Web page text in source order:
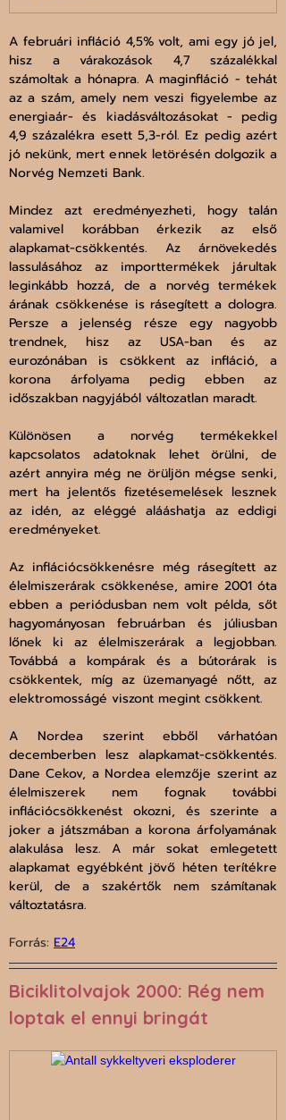
A februári infláció 4,5% volt, ami egy jó jel,
hisz a várakozások 4,7 százalékkal
számoltak a hónapra. A maginfláció - tehát
az a szám, amely nem veszi figyelembe az
energiaár- és kiadásváltozásokat - pedig
4,9 százalékra esett 5,3-ról. Ez pedig azért
jó nekünk, mert ennek letörésén dolgozik a
Norvég Nemzeti Bank.
Mindez azt eredményezheti, hogy talán
valamivel korábban érkezik az első
alapkamat-csökkentés. Az árnövekedés
lassulásához az importtermékek járultak
leginkább hozzá, de a norvég termékek
árának csökkenése is rásegített a dologra.
Persze a jelenség része egy nagyobb
trendnek, hisz az USA-ban és az
eurozónában is csökkent az infláció, a
korona árfolyama pedig ebben az
időszakban nagyjából változatlan maradt.
Különösen a norvég termékekkel
kapcsolatos adatoknak lehet örülni, de
azért annyira még ne örüljön mégse senki,
mert ha jelentős fizetésemelések lesznek
az idén, az eléggé alááshatja az eddigi
eredményeket.
Az inflációcsökkenésre még rásegített az
élelmiszerárak csökkenése, amire 2001 óta
ebben a periódusban nem volt példa, sőt
hagyományosan februárban és júliusban
lőnek ki az élelmiszerárak a legjobban.
Továbbá a kompárak és a bútorárak is
csökkentek, míg az üzemanyagé nőtt, az
elektromosságé viszont megint csökkent.
A Nordea szerint ebből várhatóan
decemberben lesz alapkamat-csökkentés.
Dane Cekov, a Nordea elemzője szerint az
élelmiszerek nem fognak további
inflációcsökkenést okozni, és szerinte a
joker a játszmában a korona árfolyamának
alakulása lesz. A már sokat emlegetett
alapkamat egyébként jövő héten terítékre
kerül, de a szakértők nem számítanak
változtatásra.
Forrás: E24
Biciklitolvajok 2000: Rég nem
loptak el ennyi bringát